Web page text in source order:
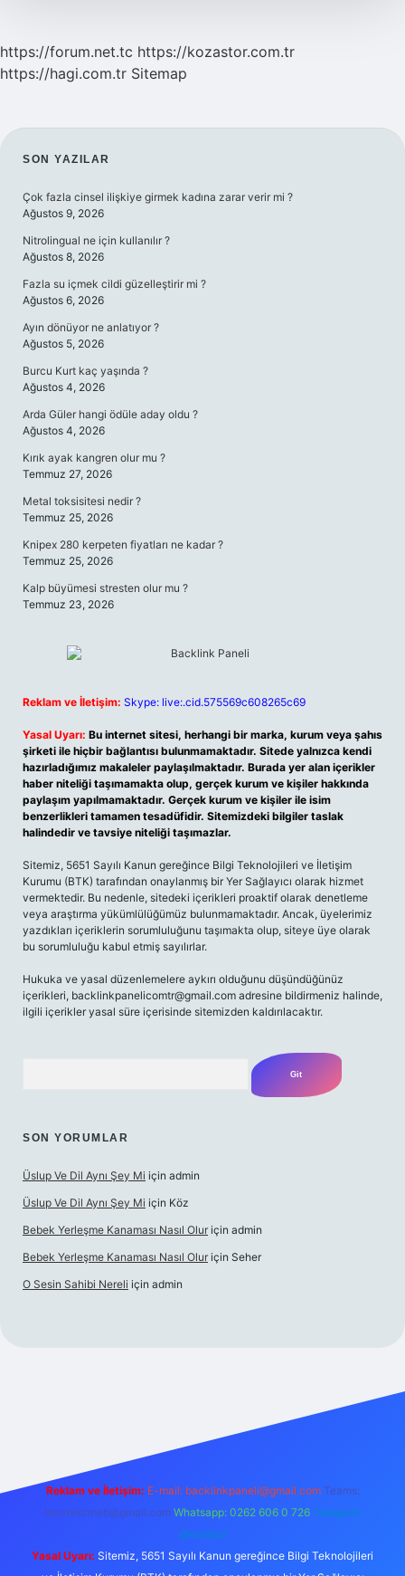
https://forum.net.tc https://kozastor.com.tr
https://hagi.com.tr Sitemap
SIDEBAR
SON YAZILAR
Çok fazla cinsel ilişkiye girmek kadına zarar verir mi ?
Ağustos 9, 2026
Nitrolingual ne için kullanılır ?
Ağustos 8, 2026
Fazla su içmek cildi güzelleştirir mi ?
Ağustos 6, 2026
Ayın dönüyor ne anlatıyor ?
Ağustos 5, 2026
Burcu Kurt kaç yaşında ?
Ağustos 4, 2026
Arda Güler hangi ödüle aday oldu ?
Ağustos 4, 2026
Kırık ayak kangren olur mu ?
Temmuz 27, 2026
Metal toksisitesi nedir ?
Temmuz 25, 2026
Knipex 280 kerpeten fiyatları ne kadar ?
Temmuz 25, 2026
Kalp büyümesi stresten olur mu ?
Temmuz 23, 2026
Reklam ve İletişim: Skype: live:.cid.575569c608265c69
Yasal Uyarı: Bu internet sitesi, herhangi bir marka, kurum veya şahıs
şirketi ile hiçbir bağlantısı bulunmamaktadır. Sitede yalnızca kendi
hazırladığımız makaleler paylaşılmaktadır. Burada yer alan içerikler
haber niteliği taşımamakta olup, gerçek kurum ve kişiler hakkında
paylaşım yapılmamaktadır. Gerçek kurum ve kişiler ile isim
benzerlikleri tamamen tesadüfidir. Sitemizdeki bilgiler taslak
halindedir ve tavsiye niteliği taşımazlar.
Sitemiz, 5651 Sayılı Kanun gereğince Bilgi Teknolojileri ve İletişim
Kurumu (BTK) tarafından onaylanmış bir Yer Sağlayıcı olarak hizmet
vermektedir. Bu nedenle, sitedeki içerikleri proaktif olarak denetleme
veya araştırma yükümlülüğümüz bulunmamaktadır. Ancak, üyelerimiz
yazdıkları içeriklerin sorumluluğunu taşımakta olup, siteye üye olarak
bu sorumluluğu kabul etmiş sayılırlar.
Hukuka ve yasal düzenlemelere aykırı olduğunu düşündüğünüz
içerikleri, backlinkpanelicomtr@gmail.com adresine bildirmeniz halinde,
ilgili içerikler yasal süre içerisinde sitemizden kaldırılacaktır.
SON YORUMLAR
Üslup Ve Dil Aynı Şey Mi için admin
Üslup Ve Dil Aynı Şey Mi için Köz
Bebek Yerleşme Kanaması Nasıl Olur için admin
Bebek Yerleşme Kanaması Nasıl Olur için Seher
O Sesin Sahibi Nereli için admin
Reklam ve İletişim: E-mail: backlinkpaneli@gmail.com Teams:
forumhizmeti@gmail.com Whatsapp: 0262 606 0 726 Telegram:
@karabul
Yasal Uyarı: Sitemiz, 5651 Sayılı Kanun gereğince Bilgi Teknolojileri